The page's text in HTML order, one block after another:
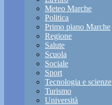
Meteo Marche
Politica
Primo piano Marche
Regione
Salute
Scuola
Sociale
Sport
Tecnologia e scienze
Turismo
Università